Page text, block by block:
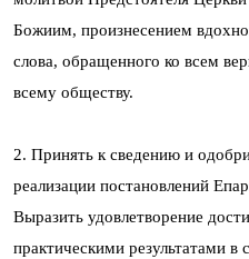
Божиим, произнесением
слова, обращенного ко всем
всему обществу.
2. Принять к сведению и
реализации постановлений
Выразить удовлетворение
практическими результатами